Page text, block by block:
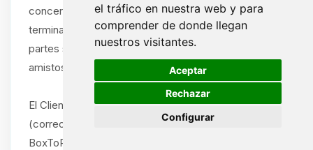
el tráfico en nuestra web y para
comprender de donde llegan
nuestros visitantes.
Aceptar
Rechazar
Configurar
concerniente a la interpretación, ejecución o
terminación de estos Términos y Condiciones, las
partes se comprometen a intentar resolver la disputa
amistosamente antes de cualquier acción legal.
El Cliente debe notificar la disputa por escrito
(correo electrónico o carta certificada) al soporte de
BoxToPlay.com, describiendo la naturaleza del
🍪